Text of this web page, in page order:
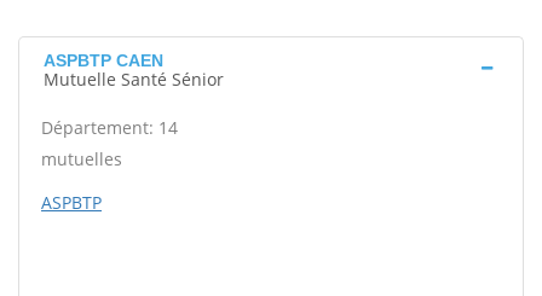
ASPBTP CAEN
Mutuelle Santé Sénior
Département: 14
mutuelles
ASPBTP